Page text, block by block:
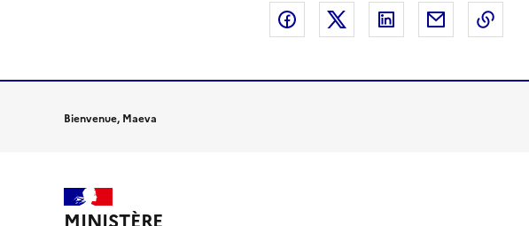
Partager sur Facebook
Partager sur XPartager surPartager
Bienvenue, Maeva